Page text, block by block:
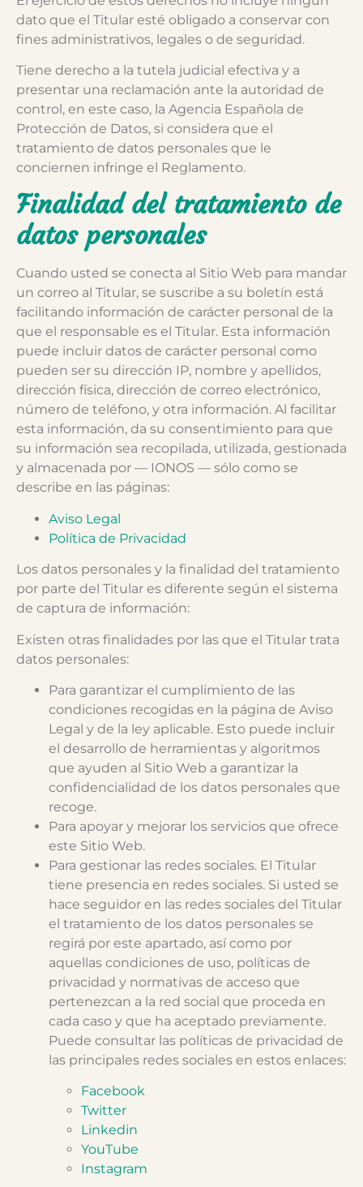
dato que el Titular esté obligado a conservar con
fines administrativos, legales o de seguridad.
Tiene derecho a la tutela judicial efectiva y a
presentar una reclamación ante la autoridad de
control, en este caso, la Agencia Española de
Protección de Datos, si considera que el
tratamiento de datos personales que le
conciernen infringe el Reglamento.
Finalidad del tratamiento de
datos personales
Cuando usted se conecta al Sitio Web para mandar
un correo al Titular, se suscribe a su boletín está
facilitando información de carácter personal de la
que el responsable es el Titular. Esta información
puede incluir datos de carácter personal como
pueden ser su dirección IP, nombre y apellidos,
dirección física, dirección de correo electrónico,
número de teléfono, y otra información. Al facilitar
esta información, da su consentimiento para que
su información sea recopilada, utilizada, gestionada
y almacenada por — IONOS — sólo como se
describe en las páginas:
Aviso Legal
Política de Privacidad
Los datos personales y la finalidad del tratamiento
por parte del Titular es diferente según el sistema
de captura de información:
Existen otras finalidades por las que el Titular trata
datos personales:
Para garantizar el cumplimiento de las
condiciones recogidas en la página de Aviso
Legal y de la ley aplicable. Esto puede incluir
el desarrollo de herramientas y algoritmos
que ayuden al Sitio Web a garantizar la
confidencialidad de los datos personales que
recoge.
Para apoyar y mejorar los servicios que ofrece
este Sitio Web.
Para gestionar las redes sociales. El Titular
tiene presencia en redes sociales. Si usted se
hace seguidor en las redes sociales del Titular
el tratamiento de los datos personales se
regirá por este apartado, así como por
aquellas condiciones de uso, políticas de
privacidad y normativas de acceso que
pertenezcan a la red social que proceda en
cada caso y que ha aceptado previamente.
Puede consultar las políticas de privacidad de
las principales redes sociales en estos enlaces:
Facebook
Twitter
Linkedin
YouTube
Instagram